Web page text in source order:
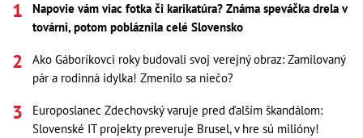
Napovie vám viac fotka či karikatúra? Známa speváčka drela v
továrni, potom pobláznila celé Slovensko
Ako Gáboríkovci roky budovali svoj verejný obraz: Zamilovaný
pár a rodinná idylka! Zmenilo sa niečo?
Europoslanec Zdechovský varuje pred ďalším škandálom:
Slovenské IT projekty preveruje Brusel, v hre sú milióny!